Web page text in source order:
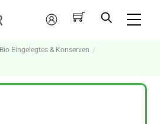
Mein
Konto
Bio Eingelegtes & Konserven